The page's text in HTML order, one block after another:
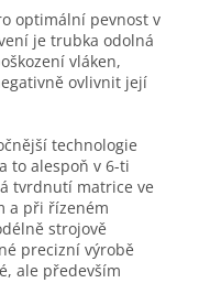
optimální pevnost v
je trubka odolná
vláken,
ovlivnit její
technologie
to alespoň v 6-ti
tvrdnutí matrice ve
a při řízeném
strojově
precizní výrobě
ale především